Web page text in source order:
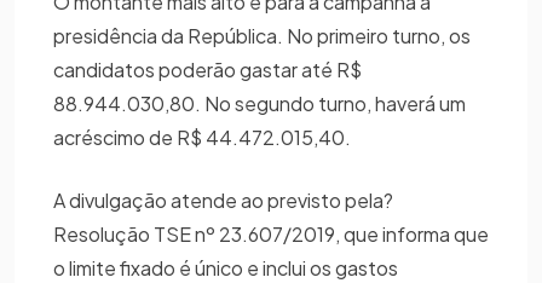
presidência da República. No primeiro turno, os
candidatos poderão gastar até R$
88.944.030,80. No segundo turno, haverá um
acréscimo de R$ 44.472.015,40.
A divulgação atende ao previsto pela?
Resolução TSE nº 23.607/2019, que informa que
o limite fixado é único e inclui os gastos